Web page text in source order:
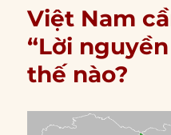
Việt Nam
“Lời
thế nào?